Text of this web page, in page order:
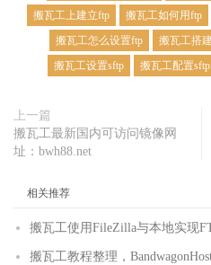
搬瓦工上建立ftp
搬瓦工如何用ftp
搬瓦工怎么设置ftp
搬瓦工搭
搬瓦工设置sftp
搬瓦工配置sftp
上一篇
搬瓦工最新国内可访问镜像网
址：bwh88.net
相关推荐
搬瓦工使用FileZilla与本地实现
搬瓦工教程整理，